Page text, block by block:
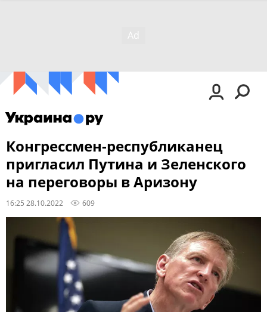
Конгрессмен-республиканец
пригласил Путина и Зеленского
на переговоры в Аризону
16:25 28.10.2022 609